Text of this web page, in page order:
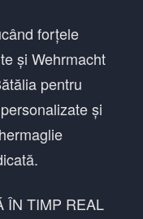
forțele
și Wehrmacht
pentru
și
ÎN TIMP REAL